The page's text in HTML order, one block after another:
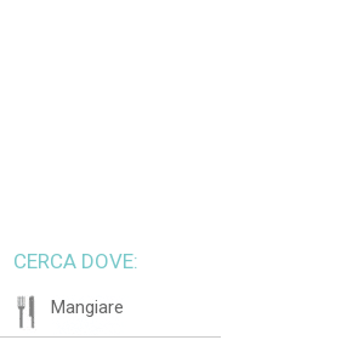
CERCA DOVE:
Mangiare